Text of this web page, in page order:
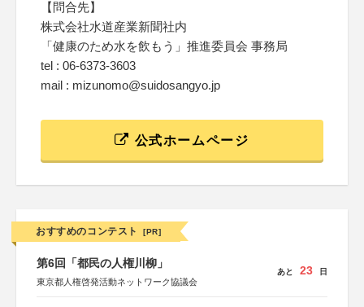
【問合先】
株式会社水道産業新聞社内
「健康のため水を飲もう」推進委員会 事務局
tel : 06-6373-3603
mail : mizunomo@suidosangyo.jp
公式ホームページ
おすすめのコンテスト [PR]
第6回「都民の人権川柳」
東京都人権啓発活動ネットワーク協議会
あと 23 日